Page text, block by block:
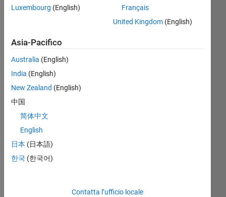
Rec
ver
sio
ns
Mat
Luxembourg (English)
Français
United Kingdom(English)
Asia-Pacifico
Australia (English)
India (English)
New Zealand (English)
中国
简体中文
English
日本 (日本語)
한국 (한국어)
Contatta l’ufficio locale